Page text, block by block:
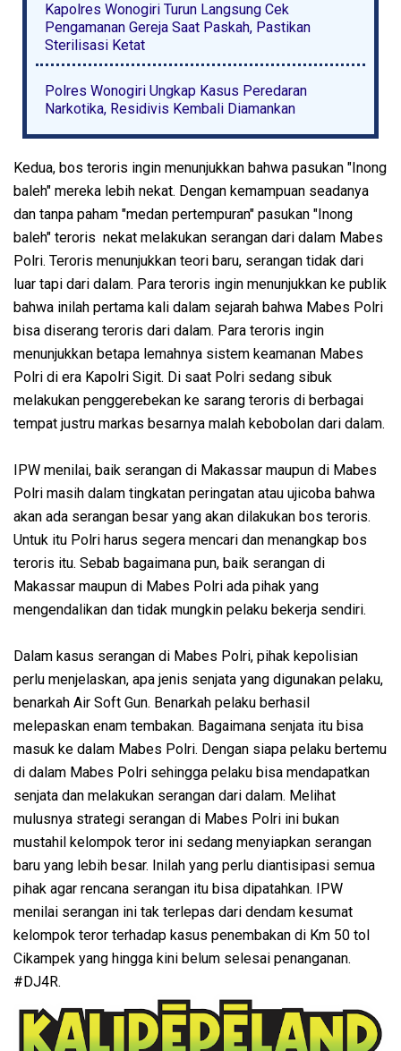
Kapolres Wonogiri Turun Langsung Cek
Pengamanan Gereja Saat Paskah, Pastikan
Sterilisasi Ketat
Polres Wonogiri Ungkap Kasus Peredaran
Narkotika, Residivis Kembali Diamankan
Kedua, bos teroris ingin menunjukkan bahwa pasukan "Inong
baleh" mereka lebih nekat. Dengan kemampuan seadanya
dan tanpa paham "medan pertempuran" pasukan "Inong
baleh" teroris nekat melakukan serangan dari dalam Mabes
Polri. Teroris menunjukkan teori baru, serangan tidak dari
luar tapi dari dalam. Para teroris ingin menunjukkan ke publik
bahwa inilah pertama kali dalam sejarah bahwa Mabes Polri
bisa diserang teroris dari dalam. Para teroris ingin
menunjukkan betapa lemahnya sistem keamanan Mabes
Polri di era Kapolri Sigit. Di saat Polri sedang sibuk
melakukan penggerebekan ke sarang teroris di berbagai
tempat justru markas besarnya malah kebobolan dari dalam.
IPW menilai, baik serangan di Makassar maupun di Mabes
Polri masih dalam tingkatan peringatan atau ujicoba bahwa
akan ada serangan besar yang akan dilakukan bos teroris.
Untuk itu Polri harus segera mencari dan menangkap bos
teroris itu. Sebab bagaimana pun, baik serangan di
Makassar maupun di Mabes Polri ada pihak yang
mengendalikan dan tidak mungkin pelaku bekerja sendiri.
Dalam kasus serangan di Mabes Polri, pihak kepolisian
perlu menjelaskan, apa jenis senjata yang digunakan pelaku,
benarkah Air Soft Gun. Benarkah pelaku berhasil
melepaskan enam tembakan. Bagaimana senjata itu bisa
masuk ke dalam Mabes Polri. Dengan siapa pelaku bertemu
di dalam Mabes Polri sehingga pelaku bisa mendapatkan
senjata dan melakukan serangan dari dalam. Melihat
mulusnya strategi serangan di Mabes Polri ini bukan
mustahil kelompok teror ini sedang menyiapkan serangan
baru yang lebih besar. Inilah yang perlu diantisipasi semua
pihak agar rencana serangan itu bisa dipatahkan. IPW
menilai serangan ini tak terlepas dari dendam kesumat
kelompok teror terhadap kasus penembakan di Km 50 tol
Cikampek yang hingga kini belum selesai penanganan.
#DJ4R.